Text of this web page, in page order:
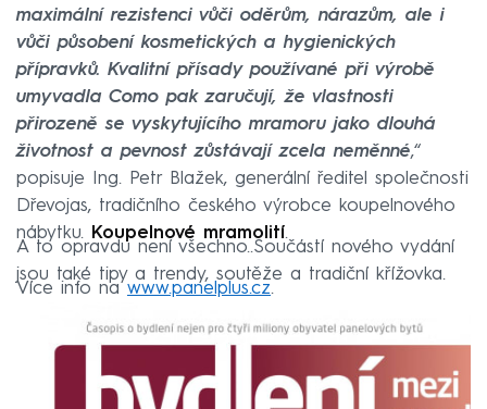
maximální rezistenci vůči oděrům, nárazům, ale i
vůči působení kosmetických a hygienických
přípravků. Kvalitní přísady používané při výrobě
umyvadla Como pak zaručují, že vlastnosti
přirozeně se vyskytujícího mramoru jako dlouhá
životnost a pevnost zůstávají zcela neměnné,“
popisuje Ing. Petr Blažek, generální ředitel společnosti
Dřevojas, tradičního českého výrobce koupelnového
nábytku. Koupelnové mramolití.
A to opravdu není všechno..Součástí nového vydání
jsou také tipy a trendy, soutěže a tradiční křížovka.
Více info na www.panelplus.cz.